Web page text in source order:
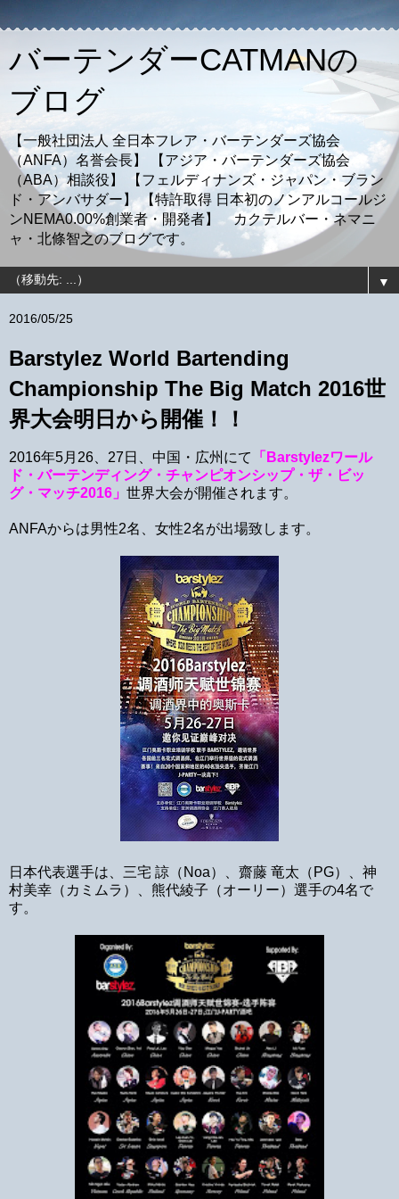
バーテンダーCATMANの
ブログ
【一般社団法人 全日本フレア・バーテンダーズ協会
（ANFA）名誉会長】 【アジア・バーテンダーズ協会
（ABA）相談役】 【フェルディナンズ・ジャパン・ブラン
ド・アンバサダー】 【特許取得 日本初のノンアルコールジ
ンNEMA0.00%創業者・開発者】 カクテルバー・ネマニ
ャ・北條智之のブログです。
▼
2016/05/25
Barstylez World Bartending
Championship The Big Match 2016世
界大会明日から開催！！
2016年5月26、27日、中国・広州にて
「Barstylezワール
ド・バーテンディング・チャンピオンシップ・ザ・ビッ
グ・マッチ2016」 世界大会が開催されます。
ANFAからは男性2名、女性2名が出場致します。
日本代表選手は、三宅 諒（Noa）、齋藤 竜太（PG）、神
村美幸（カミムラ）、熊代綾子（オーリー）選手の4名で
す。